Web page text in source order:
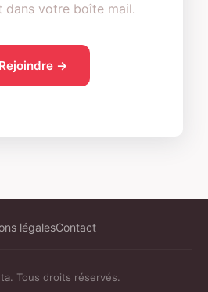
dans votre boîte mail.
Rejoindre →
légalesContact
Tous droits réservés.